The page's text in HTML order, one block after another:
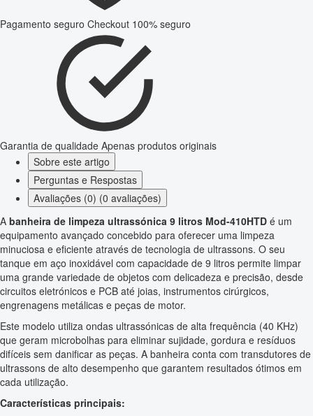
Pagamento seguro Checkout 100% seguro
Garantia de qualidade Apenas produtos originais
Sobre este artigo
Perguntas e Respostas
Avaliações (0) (0 avaliações)
A banheira de limpeza ultrassónica 9 litros Mod-410HTD é um
equipamento avançado concebido para oferecer uma limpeza
minuciosa e eficiente através de tecnologia de ultrassons. O seu
tanque em aço inoxidável com capacidade de 9 litros permite limpar
uma grande variedade de objetos com delicadeza e precisão, desde
circuitos eletrónicos e PCB até joias, instrumentos cirúrgicos,
engrenagens metálicas e peças de motor.
Este modelo utiliza ondas ultrassónicas de alta frequência (40 KHz)
que geram microbolhas para eliminar sujidade, gordura e resíduos
difíceis sem danificar as peças. A banheira conta com transdutores de
ultrassons de alto desempenho que garantem resultados ótimos em
cada utilização.
Características principais: